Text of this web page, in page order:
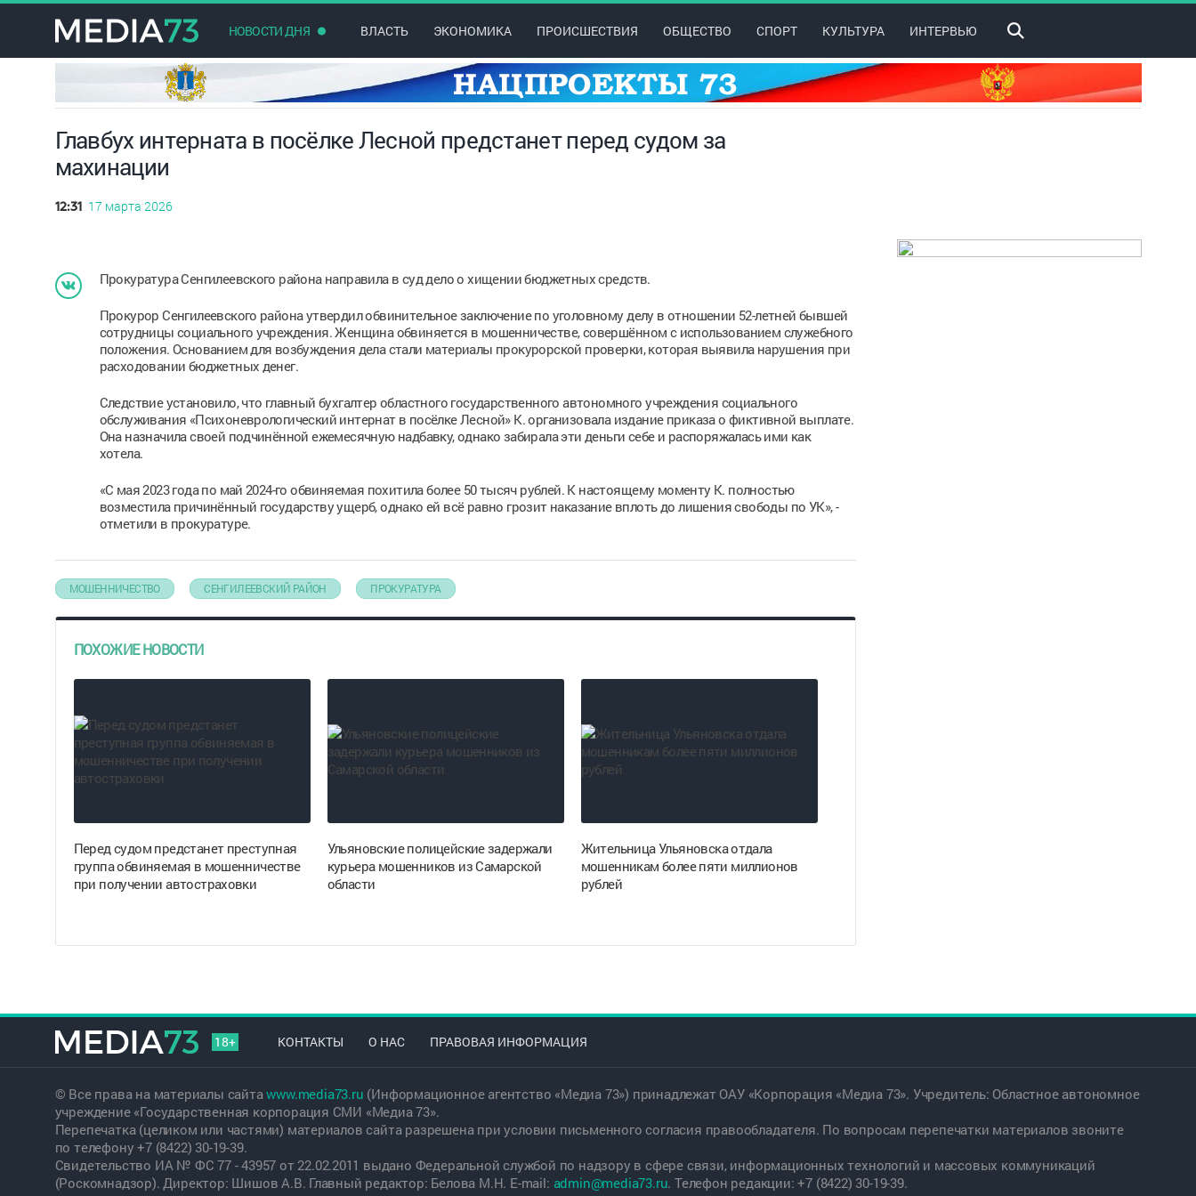
НОВОСТИ ДНЯ ВЛАСТЬ ЭКОНОМИКА ПРОИСШЕСТВИЯ ОБЩЕСТВО СПОРТ КУЛЬТУРА ИНТЕРВЬЮ
Главбух интерната в посёлке Лесной предстанет перед судом за
махинации
12:31 17 марта 2026
Прокуратура Сенгилеевского района направила в суд дело о хищении бюджетных средств.
Прокурор Сенгилеевского района утвердил обвинительное заключение по уголовному делу в отношении 52-летней бывшей
сотрудницы социального учреждения. Женщина обвиняется в мошенничестве, совершённом с использованием служебного
положения. Основанием для возбуждения дела стали материалы прокурорской проверки, которая выявила нарушения при
расходовании бюджетных денег.
Следствие установило, что главный бухгалтер областного государственного автономного учреждения социального
обслуживания «Психоневрологический интернат в посёлке Лесной» К. организовала издание приказа о фиктивной выплате.
Она назначила своей подчинённой ежемесячную надбавку, однако забирала эти деньги себе и распоряжалась ими как
хотела.
«С мая 2023 года по май 2024-го обвиняемая похитила более 50 тысяч рублей. К настоящему моменту К. полностью
возместила причинённый государству ущерб, однако ей всё равно грозит наказание вплоть до лишения свободы по УК», -
отметили в прокуратуре.
МОШЕННИЧЕСТВО СЕНГИЛЕЕВСКИЙ РАЙОН ПРОКУРАТУРА
ПОХОЖИЕ НОВОСТИ
Перед судом предстанет преступная
группа обвиняемая в мошенничестве
при получении автостраховки
Ульяновские полицейские задержали
курьера мошенников из Самарской
области
Жительница Ульяновска отдала
мошенникам более пяти миллионов
рублей
18+ КОНТАКТЫ О НАС ПРАВОВАЯ ИНФОРМАЦИЯ
© Все права на материалы сайтаwww.media73.ru (Информационное агентство «Медиа 73») принадлежат ОАУ «Корпорация «Медиа 73». Учредитель: Областное автономное
учреждение «Государственная корпорация СМИ «Медиа 73».
Перепечатка (целиком или частями) материалов сайта разрешена при условии письменного согласия правообладателя. По вопросам перепечатки материалов звоните
по телефону +7 (8422) 30-19-39.
Свидетельство ИА № ФС 77 - 43957 от 22.02.2011 выдано Федеральной службой по надзору в сфере связи, информационных технологий и массовых коммуникаций
(Роскомнадзор). Директор: Шишов А.В. Главный редактор: Белова М.Н. E-mail: admin@media73.ru. Телефон редакции: +7 (8422) 30-19-39.